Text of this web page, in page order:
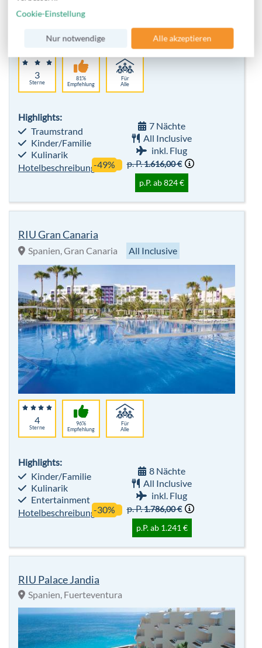
sehr beliebt
3
Sterne
81%
Empfehlung
Für
Alle
Highlights:
Traumstrand
Kinder/Familie
Kulinarik
Hotelbeschreibung
7 Nächte
All Inclusive
inkl. Flug
-49%
p. P.1.616,00 €
p.P. ab 824 €
RIU Gran Canaria
Spanien, Gran Canaria All Inclusive
4
Sterne
96%
Empfehlung
Für
Alle
Highlights:
Kinder/Familie
Kulinarik
Entertainment
Hotelbeschreibung
8 Nächte
All Inclusive
inkl. Flug
-30%
p. P.1.786,00 €
p.P. ab 1.241 €
RIU Palace Jandia
Spanien, Fuerteventura
Cookie-Einstellung
Nur notwendige Alle akzeptieren